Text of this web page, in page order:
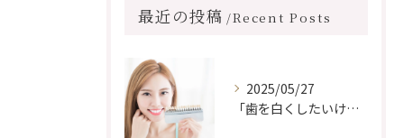
最近の投稿 Recent Posts
2025/05/27
「歯を白くしたいけど、前歯に詰め物がある…ホワイトニングしても浮かない？」